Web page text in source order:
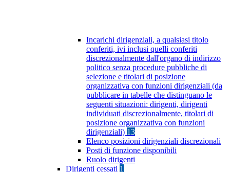
Incarichi dirigenziali, a qualsiasi titolo
conferiti, ivi inclusi quelli conferiti
discrezionalmente dall'organo di indirizzo
politico senza procedure pubbliche di
selezione e titolari di posizione
organizzativa con funzioni dirigenziali (da
pubblicare in tabelle che distinguano le
seguenti situazioni: dirigenti, dirigenti
individuati discrezionalmente, titolari di
posizione organizzativa con funzioni
dirigenziali) 13
Elenco posizioni dirigenziali discrezionali
Posti di funzione disponibili
Ruolo dirigenti
Dirigenti cessati 1